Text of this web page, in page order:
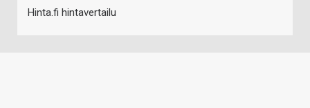
Hinta.fi hintavertailu